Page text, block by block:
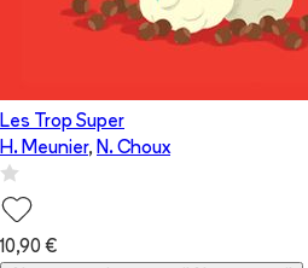
Les Trop Super
H. Meunier, N. Choux
10,90 €